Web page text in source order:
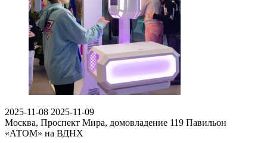
2025-11-08 2025-11-09
Москва, Проспект Мира, домовладение 119 Павильон
«АТОМ» на ВДНХ